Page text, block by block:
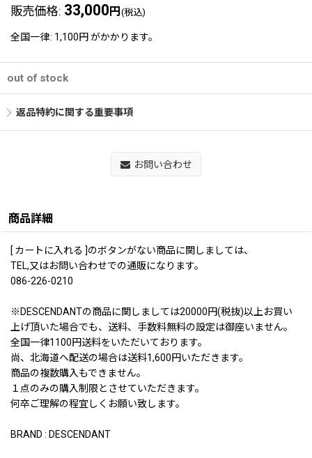
販売価格: 33,000 円 (税込)
全国一律: 1,100円 がかかります。
out of stock
返品特約に関する重要事項
お問い合わせ
商品詳細
[ カートに入れる ]のボタンがない商品に関しましては、
TEL,又はお問い合わせでの通販になります。
086-226-0210
※DESCENDANTの商品に関しましては20000円(税抜)以上お買い
上げ頂いた場合でも、送料、手数料無料の設定は御座いません。
全国一律1100円送料をいただいております。
尚、北海道へ配送の場合は送料1,600円いただきます。
商品の複数購入もできません。
１点のみの購入制限とさせていただきます。
何卒ご理解の程宜しくお願い致します。
BRAND : DESCENDANT